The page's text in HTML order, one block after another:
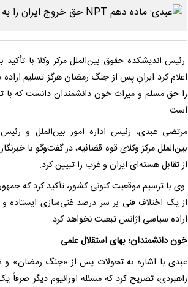
رئیس اندیشکده حقوق بین‌الملل مرکز وکلا با
اعلام کرد ایرانِ پس از جنگ رمضان هرگز تسلیم
را حق مسلم و میراث خون دانشمندان دانست که با
است.
مرتضی عبدی، رئیس اداره امور بین‌الملل و
بین‌الملل مرکز وکلای قوه قضائیه، در گفت‌وگو با
از تقابل هسته‌ای ایران و غرب را تبیین کرد.
وی با ترسیم موقعیت کنونی کشور، تأکید کرد که
از یک اختلاف فنی بر سر درصد غنی‌سازی ایستاده و
اراده سیاسی آژانس تبعیت نخواهد کرد.
خون دانشمندان؛ بهای استقلال علمی
عبدی با اشاره به تحولات پس از «جنگ رمضان» و
راهبردی، تصریح کرد که مسئله اورانیوم دیگر